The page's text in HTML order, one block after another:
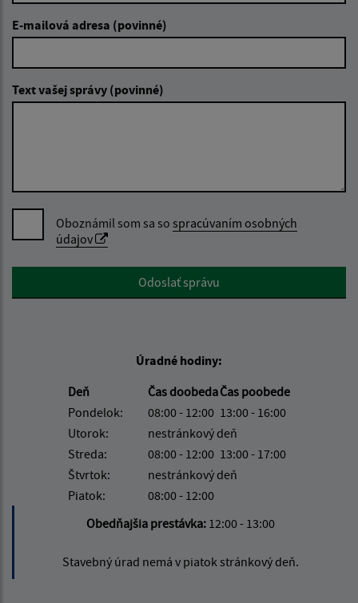
E-mailová adresa (povinné)
Text vašej správy (povinné)
Oboznámil som sa so spracúvaním osobných
údajov
Google reCaptcha ResponseOdoslať správu
Úradné hodiny:
Deň
Čas doobedaČas poobede
Pondelok:
08:00 - 12:00 13:00 - 16:00
Utorok:
nestránkový deň
Streda:
08:00 - 12:00 13:00 - 17:00
Štvrtok:
nestránkový deň
Piatok:
08:00 - 12:00
Obedňajšia prestávka: 12:00 - 13:00
Stavebný úrad nemá v piatok stránkový deň.